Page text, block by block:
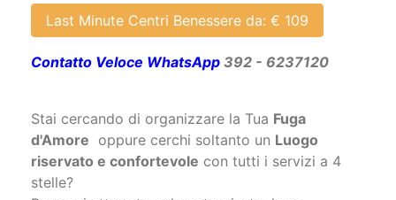
Stai cercando di organizzare la TuaFuga
d'Amoreoppure cerchi soltanto unLuogo
Bene sei atterrato nel posto giusto, la ns.
LUXURY SUITE SUPERIOR è la scelta giusta
siamo a 150 mt dalla stazione di Assisi - Santa
Maria degli Angeli ed a soli 50 mt dal Teatro